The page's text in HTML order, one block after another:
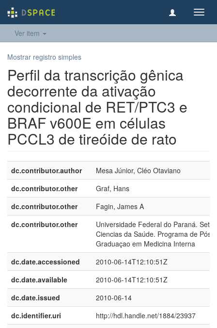
Ver item
Mostrar registro simples
Perfil da transcrição gênica
decorrente da ativação
condicional de RET/PTC3 e
BRAF v600E em células
PCCL3 de tireóide de rato
dc.contributor.author
Mesa Júnior, Cléo Otaviano
dc.contributor.other
Graf, Hans
dc.contributor.other
Fagin, James A
dc.contributor.other
Universidade Federal do Paraná.
Ciencias da Saúde. Programa de Pós-
Graduaçao em Medicina Interna
dc.date.accessioned
2010-06-14T12:10:51Z
dc.date.available
2010-06-14T12:10:51Z
dc.date.issued
2010-06-14
dc.identifier.uri
http://hdl.handle.net/1884/23937